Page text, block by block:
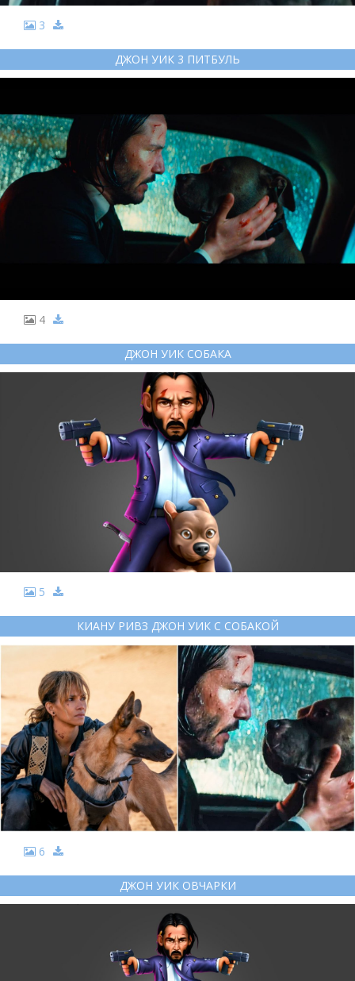
3
ДЖОН УИК 3 ПИТБУЛЬ
4
ДЖОН УИК СОБАКА
5
КИАНУ РИВЗ ДЖОН УИК С СОБАКОЙ
6
ДЖОН УИК ОВЧАРКИ